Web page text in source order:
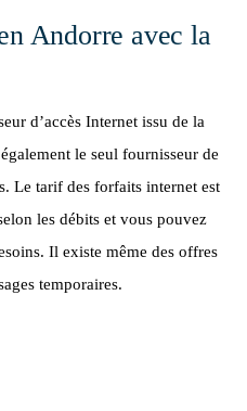
Andorre avec la
d’accès Internet issu de la
le seul fournisseur de
Le tarif des forfaits internet est
les débits et vous pouvez
Il existe même des offres
temporaires.